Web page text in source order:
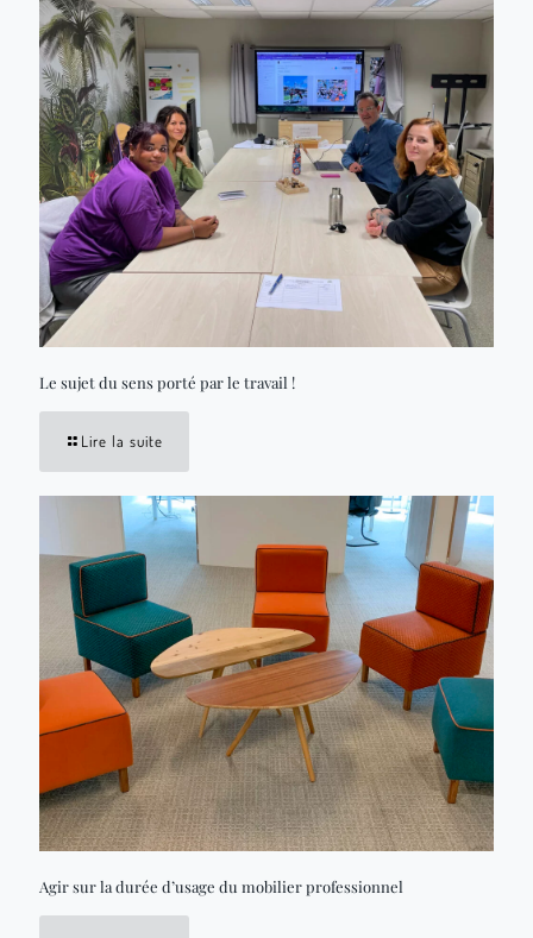
Le sujet du sens porté par le travail !
Lire la suite
Agir sur la durée d’usage du mobilier professionnel